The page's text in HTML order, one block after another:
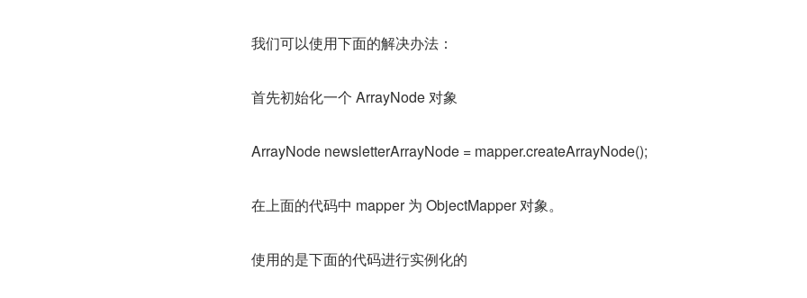
我们可以使用下面的解决办法：
首先初始化一个 ArrayNode 对象
ArrayNode newsletterArrayNode = mapper.createArrayNode();
在上面的代码中 mapper 为 ObjectMapper 对象。
使用的是下面的代码进行实例化的